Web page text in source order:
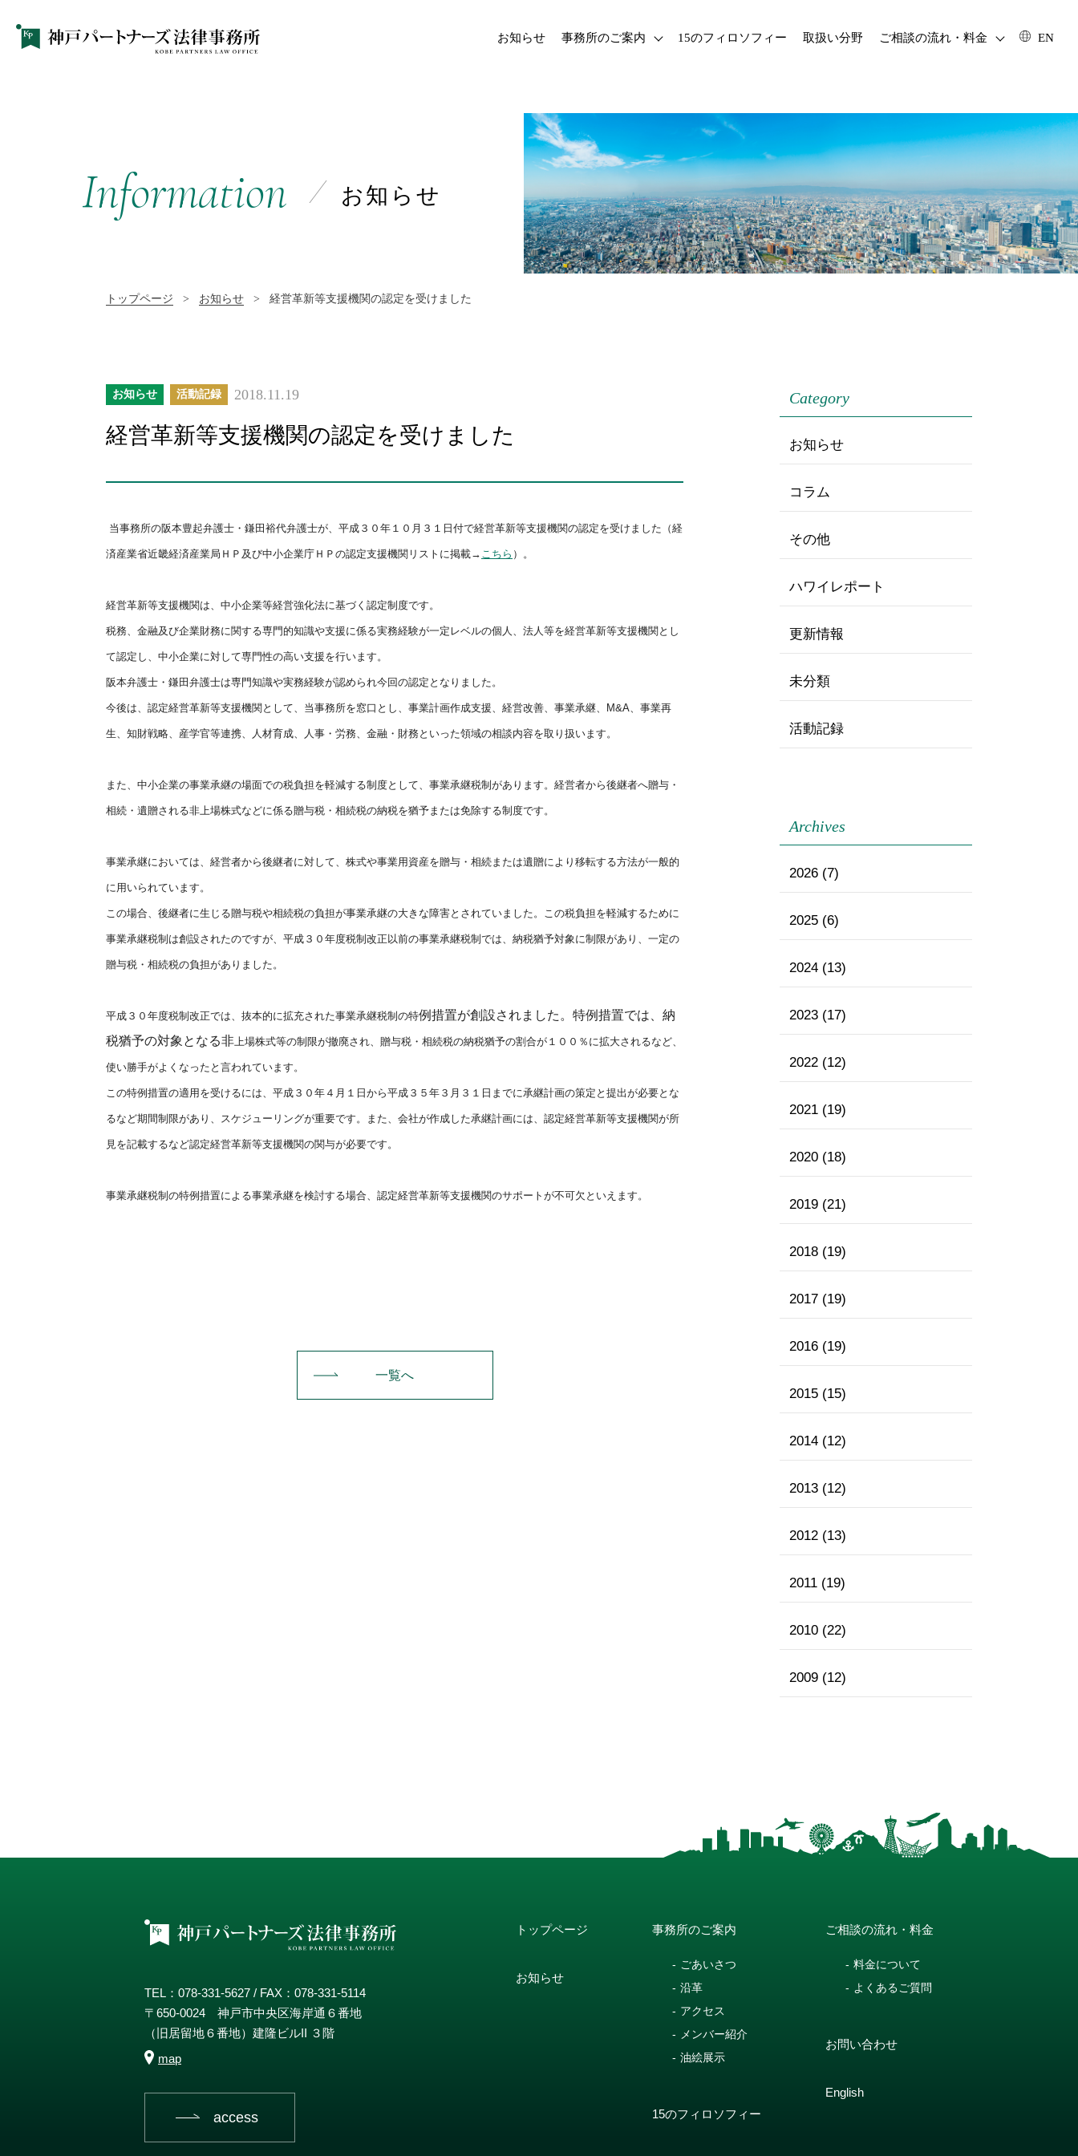
お知らせ 事務所のご案内 15のフィロソフィー 取扱い分野 ご相談の流れ・料金 EN
Information お知らせ
トップページ > お知らせ > 経営革新等支援機関の認定を受けました
お知らせ 活動記録 2018.11.19
経営革新等支援機関の認定を受けました
当事務所の阪本豊起弁護士・鎌田裕代弁護士が、平成３０年１０月３１日付で経営革新等支援機関の認定を受けました（経
済産業省近畿経済産業局ＨＰ及び中小企業庁ＨＰの認定支援機関リストに掲載→ こちら ）。
経営革新等支援機関は、中小企業等経営強化法に基づく認定制度です。
税務、金融及び企業財務に関する専門的知識や支援に係る実務経験が一定レベルの個人、 法人等を経営革新等支援機関とし
て認定し、中小企業に対して専門性の高い支援を行います。
阪本弁護士・鎌田弁護士は専門知識や実務経験が認められ今回の認定となりました。
今後は、認定経営革新等支援機関として、当事務所を窓口とし、事業計画作成支援、経営改善、事業承継、M&A、事業再
生、知財戦略、産学官等連携、人材育成、人事・労務、金融・財務といった領域の相談内容を取り扱います。
また、中小企業の事業承継の場面での税負担を軽減する制度として、事業承継税制があります。経営者から後継者へ贈与・
相続・遺贈される非上場株式などに係る贈与税・相続税の納税を猶予または免除する制度です。
事業承継においては、経営者から後継者に対して、株式や事業用資産を贈与・相続または遺贈により移転する方法が一般的
に用いられています。
この場合、後継者に生じる贈与税や相続税の負担が事業承継の大きな障害とされていました。この税負担を軽減するために
事業承継税制は創設されたのですが、平成３０年度税制改正以前の事業承継税制では、納税猶予対象に制限があり、一定の
贈与税・相続税の負担がありました。
平成３０年度税制改正では、抜本的に拡充された事業承継税制の特例措置が創設されました。特例措置では、納
税猶予の対象となる非上場株式等の制限が撤廃され、贈与税・相続税の納税猶予の割合が １００％に拡大されるなど、
使い勝手がよくなったと言われていま す。
この特例措置の適用を受けるには、平成３０年４月１日から平成３ ５年３月３１日までに承継計画の策定と提出が必要とな
るなど期間制限があり、スケジューリングが重要です。また、会社が作成した承継計画には、認定経営革新等支援機関が所
見を記載するなど認定経営革新等支援機関の関与が必要です。
事業承継税制の特例措置による事業承継を検討する場合、認定経営革新等支援機関のサポートが不可欠といえます。
一覧へ
Category
お知らせ
コラム
その他
ハワイレポート
更新情報
未分類
活動記録
Archives
2026 (7)
2025 (6)
2024 (13)
2023 (17)
2022 (12)
2021 (19)
2020 (18)
2019 (21)
2018 (19)
2017 (19)
2016 (19)
2015 (15)
2014 (12)
2013 (12)
2012 (13)
2011 (19)
2010 (22)
2009 (12)
TEL：078-331-5627 / FAX：078-331-5114
〒650-0024 神戸市中央区海岸通６番地
（旧居留地６番地）建隆ビルII ３階
map
access
トップページ
お知らせ
事務所のご案内
ごあいさつ
沿革
アクセス
メンバー紹介
油絵展示
15のフィロソフィー
ご相談の流れ・料金
料金について
よくあるご質問
お問い合わせ
English